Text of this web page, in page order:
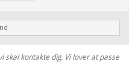
kontakte dig. Vi lover at passe